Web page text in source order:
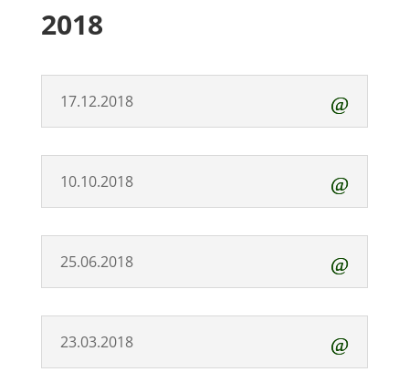
2018
17.12.2018
10.10.2018
25.06.2018
23.03.2018